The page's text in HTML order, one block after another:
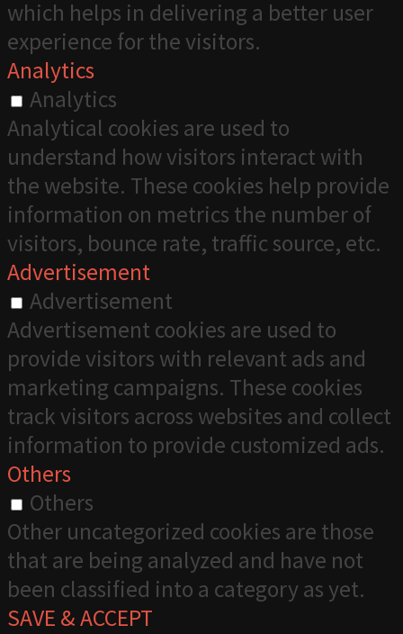
which helps in delivering a better user
experience for the visitors.
Analytics
Analytics
Analytical cookies are used to
understand how visitors interact with
the website. These cookies help provide
information on metrics the number of
visitors, bounce rate, traffic source, etc.
Advertisement
Advertisement
Advertisement cookies are used to
provide visitors with relevant ads and
marketing campaigns. These cookies
track visitors across websites and collect
information to provide customized ads.
Others
Others
Other uncategorized cookies are those
that are being analyzed and have not
been classified into a category as yet.
SAVE & ACCEPT